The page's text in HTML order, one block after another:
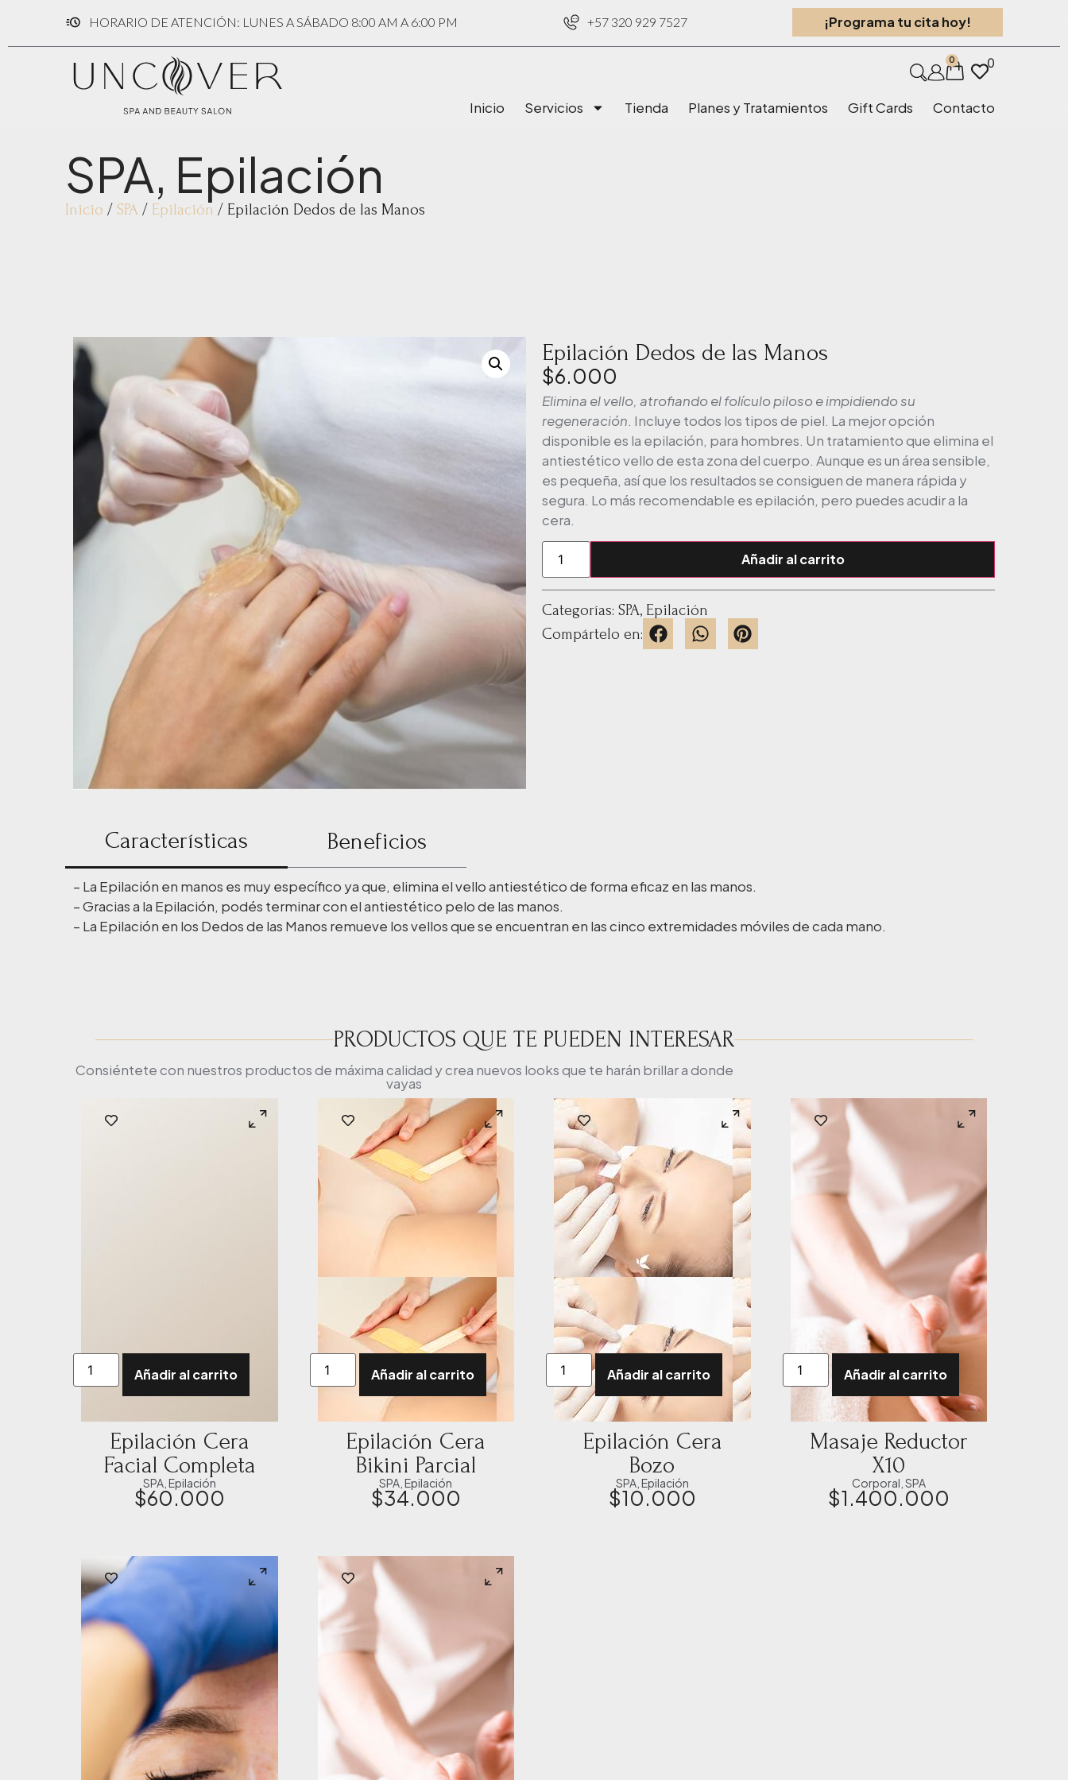
HORARIO DE ATENCIÓN: LUNES A SÁBADO 8:00 AM A 6:00 PM +57 320 929 7527 ¡Programa tu cita hoy!
0 0
Inicio Servicios Tienda Planes y Tratamientos Gift Cards Contacto
SPA, Epilación
Inicio / SPA / Epilación / Epilación Dedos de las Manos
Epilación Dedos de las Manos
$6.000
Elimina el vello, atrofiando el folículo piloso e impidiendo su
regeneración. Incluye todos los tipos de piel. La mejor opción
disponible es la epilación, para hombres. Un tratamiento que elimina el
antiestético vello de esta zona del cuerpo. Aunque es un área sensible,
es pequeña, así que los resultados se consiguen de manera rápida y
segura. Lo más recomendable es epilación, pero puedes acudir a la
cera.
Añadir al carrito
Categorías: SPA, Epilación
Compártelo en:
Características Beneficios
– La Epilación en manos es muy específico ya que, elimina el vello antiestético de forma eficaz en las manos.
– Gracias a la Epilación, podés terminar con el antiestético pelo de las manos.
– La Epilación en los Dedos de las Manos remueve los vellos que se encuentran en las cinco extremidades móviles de cada mano.
PRODUCTOS QUE TE PUEDEN INTERESAR
Consiéntete con nuestros productos de máxima calidad y crea nuevos looks que te harán brillar a donde
vayas
Añadir al carrito
Epilación Cera
Facial Completa
SPA, Epilación
$60.000
Añadir al carrito
Epilación Cera
Bikini Parcial
SPA ,Epilación
$34.000
Añadir al carrito
Epilación Cera
Bozo
SPA, Epilación
$10.000
Añadir al carrito
Masaje Reductor
X10
Corporal SPA
$1.400.000